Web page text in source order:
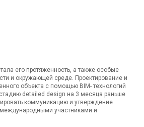
его протяженность, а также особые
и окружающей среде. Проектирование и
объекта с помощью BIM- технологий
detailed design на 3 месяца раньше
коммуникацию и утверждение
участниками и